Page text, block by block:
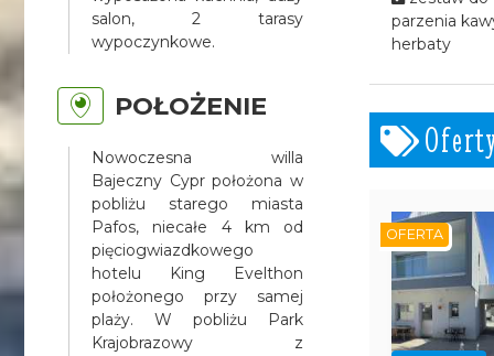
salon, 2 tarasy
wypoczynkowe.
POŁOŻENIE
Nowoczesna willa
Bajeczny Cypr położona w
pobliżu starego miasta
Pafos, niecałe 4 km od
pięciogwiazdkowego
hotelu King Evelthon
położonego przy samej
plaży. W pobliżu Park
Krajobrazowy z
parzenia
herbaty
OFERTA